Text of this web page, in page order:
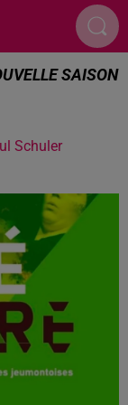
SAISON
Schuler